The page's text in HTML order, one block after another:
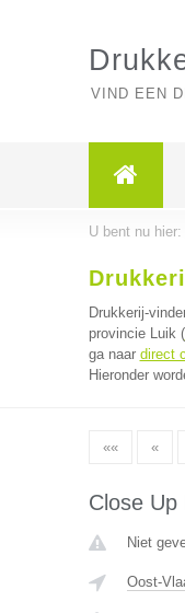
VIND EEN
U bent nu hier:
Drukkerij-
provincie Luik (
ga naar direct
Hieronder
«« «
Close Up
Niet
Oost-